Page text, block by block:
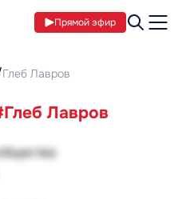
Прямой эфир
Глеб Лавров
Лавров